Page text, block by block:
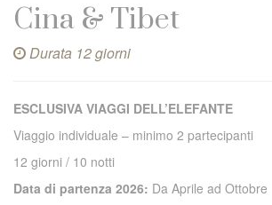
Cina & Tibet
Durata 12 giorni
ESCLUSIVA VIAGGI DELL’ELEFANTE
Viaggio individuale – minimo 2 partecipanti
12 giorni / 10 notti
Data di partenza 2026: Da Aprile ad Ottobre